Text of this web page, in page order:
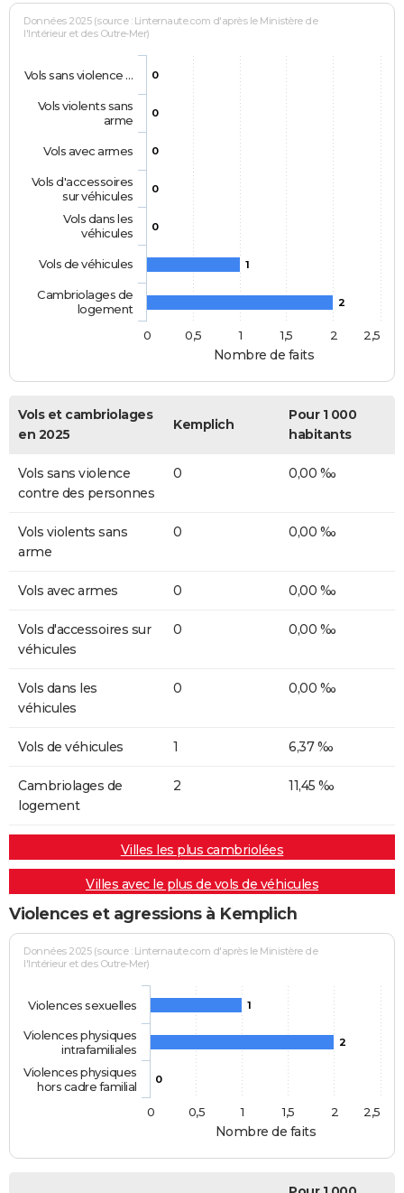
Nombre de faits
Données 2025 (source : Linternaute.com d'après le Ministère de
l'Intérieur et des Outre-Mer)
0
0
0
0
0
1
2
Vols sans violence …
Vols violents sans
arme
Vols avec armes
Vols d'accessoires
sur véhicules
Vols dans les
véhicules
Vols de véhicules
Cambriolages de
logement
0
0,5 1 1,5 2 2,5
Vols et cambriolages
en 2025
Kemplich
Pour 1 000
habitants
Vols sans violence
contre des personnes
0 0,00 ‰
Vols violents sans
arme
0 0,00 ‰
Vols avec armes 0 0,00 ‰
Vols d'accessoires sur
véhicules
0 0,00 ‰
Vols dans les
véhicules
0 0,00 ‰
Vols de véhicules 1 6,37 ‰
Cambriolages de
logement
2 11,45 ‰
Villes les plus cambriolées
Villes avec le plus de vols de véhicules
Violences et agressions à Kemplich
Nombre de faits
Données 2025 (source : Linternaute.com d'après le Ministère de
l'Intérieur et des Outre-Mer)
1
2
0
Violences sexuelles
Violences physiques
intrafamiliales
Violences physiques
hors cadre familial
0
0,5 1 1,5 2 2,5